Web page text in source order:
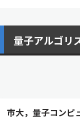
量子アルゴリ
市大，量子コンピ